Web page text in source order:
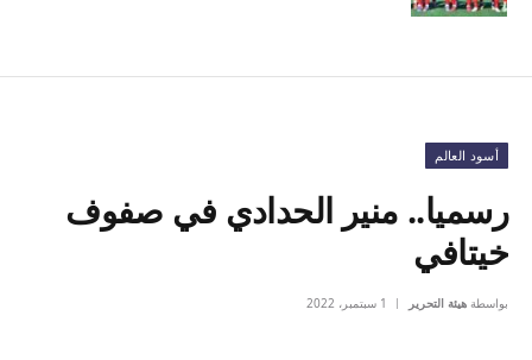
أسود العالم
رسميا.. منير الحدادي في صفوف
خيتافي
بواسطة هيئة التحرير 1 سبتمبر، 2022